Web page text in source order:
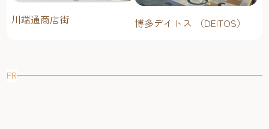
川端通商店街 博多デイトス （DEITOS）
PR